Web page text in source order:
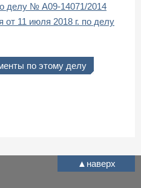
делу № А09-14071/2014
от 11 июля 2018 г. по делу
по этому делу
▲ наверх